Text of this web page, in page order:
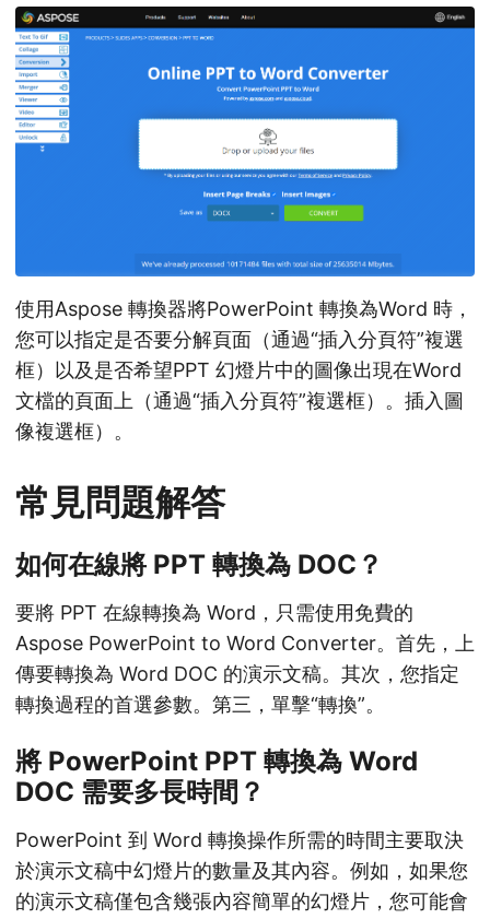
使用Aspose 轉換器將PowerPoint 轉換為Word 時，
您可以指定是否要分解頁面（通過“插入分頁符”複選
框）以及是否希望PPT 幻燈片中的圖像出現在Word
文檔的頁面上（通過“插入分頁符”複選框）。插入圖
像複選框）。
常見問題解答
如何在線將 PPT 轉換為 DOC？
要將 PPT 在線轉換為 Word，只需使用免費的
Aspose PowerPoint to Word Converter。首先，上
傳要轉換為 Word DOC 的演示文稿。其次，您指定
轉換過程的首選參數。第三，單擊“轉換”。
將 PowerPoint PPT 轉換為 Word
DOC 需要多長時間？
PowerPoint 到 Word 轉換操作所需的時間主要取決
於演示文稿中幻燈片的數量及其內容。例如，如果您
的演示文稿僅包含幾張內容簡單的幻燈片，您可能會